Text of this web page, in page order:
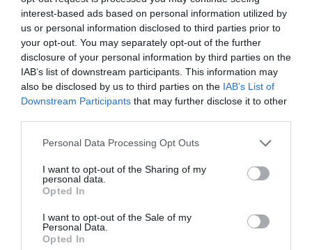
interest-based ads based on personal information utilized by
us or personal information disclosed to third parties prior to
your opt-out. You may separately opt-out of the further
disclosure of your personal information by third parties on the
IAB’s list of downstream participants. This information may
also be disclosed by us to third parties on the IAB’s List of
Downstream Participants that may further disclose it to other
Please note that this website/app uses one or more Google
not limited to your visit or usage behaviour. You may click to
grant or deny consent to Google and its third-party tags to
use your data for below specified purposes in below Google
consent section.
Personal Data Processing Opt Outs
I want to opt-out of the Sharing of my
personal data.
Opted In
I want to opt-out of the Sale of my
Personal Data.
Opted In
46χρονη κατηγορούμενη που είχε συλληφθεί
στο Λονδίνο